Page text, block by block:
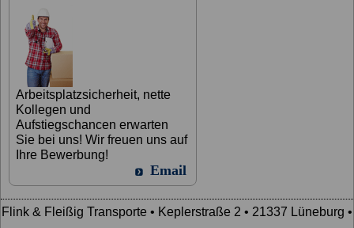
Arbeitsplatzsicherheit, nette
Kollegen und
Aufstiegschancen erwarten
Sie bei uns! Wir freuen uns auf
Ihre Bewerbung!
Email
Flink & Fleißig Transporte • Keplerstraße 2 • 21337 Lüneburg •